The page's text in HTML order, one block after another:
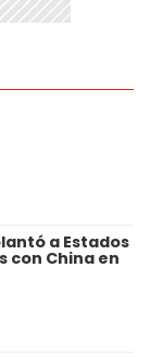
a Estados
con China en